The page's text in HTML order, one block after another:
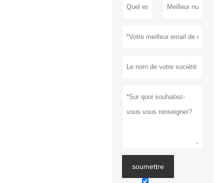
soumettre